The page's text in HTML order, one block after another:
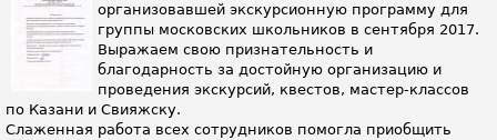
организовавшей экскурсионную программу для
группы московских школьников в сентября 2017.
Выражаем свою признательность и
благодарность за достойную организацию и
проведения экскурсий, квестов, мастер-классов
по Казани и Свияжску.
Слаженная работа всех сотрудников помогла приобщить